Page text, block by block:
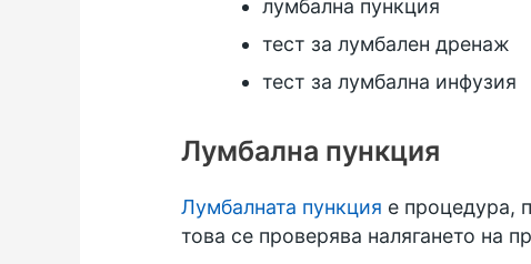
лумбална пункция
тест за лумбален дренаж
тест за лумбална инфузия
Лумбална пункция
Лумбалната пункция е процедура,
това се проверява налягането на